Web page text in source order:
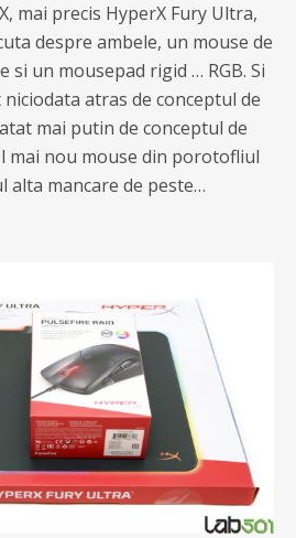
mai precis HyperX Fury Ultra,
despre ambele, un mouse de
si un mousepad rigid … RGB. Si
atras de conceptul de
mai putin de conceptul de
mai nou mouse din porotofliul
alta mancare de peste…